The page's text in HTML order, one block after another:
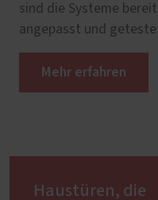
sind die Systeme
angepasst und
Mehr erfahren
Haustüren, die